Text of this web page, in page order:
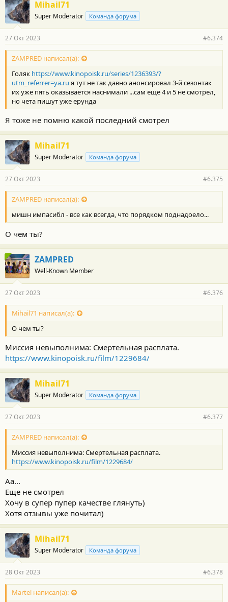
Mihail71
Super Moderator Команда форума
27 Окт 2023 #6.374
ZAMPRED написал(а):
Голяк https://www.kinopoisk.ru/series/1236393/?
utm_referrer=ya.ru я тут не так давно анонсировал 3-й сезонтак
их уже пять оказывается наснимали ...сам еще 4 и 5 не смотрел,
но чета пишут уже ерунда
Я тоже не помню какой последний смотрел
Mihail71
Super Moderator Команда форума
27 Окт 2023 #6.375
ZAMPRED написал(а):
мишн импасибл - все как всегда, что порядком поднадоело...
О чем ты?
ZAMPRED
Well-Known Member
27 Окт 2023 #6.376
Mihail71 написал(а):
О чем ты?
Миссия невыполнима: Смертельная расплата.
https://www.kinopoisk.ru/film/1229684/
Mihail71
Super Moderator Команда форума
27 Окт 2023 #6.377
ZAMPRED написал(а):
Миссия невыполнима: Смертельная расплата.
https://www.kinopoisk.ru/film/1229684/
Аа...
Еще не смотрел
Хочу в супер пупер качестве глянуть)
Хотя отзывы уже почитал)
Mihail71
Super Moderator Команда форума
28 Окт 2023 #6.378
Martel написал(а):